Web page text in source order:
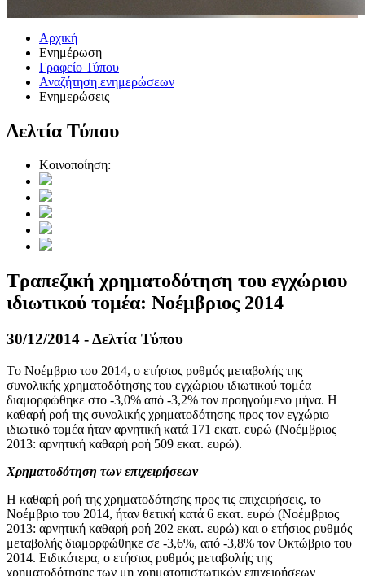
Αρχική
Ενημέρωση
Γραφείο Τύπου
Αναζήτηση ενημερώσεων
Ενημερώσεις
Δελτία Τύπου
Κοινοποίηση:
Τραπεζική χρηματοδότηση του εγχώριου
ιδιωτικού τομέα: Νοέμβριος 2014
30/12/2014 - Δελτία Τύπου
Tο Νοέμβριο του 2014, o ετήσιος ρυθμός μεταβολής της
συνολικής χρηματοδότησης του εγχώριου ιδιωτικού τομέα
διαμορφώθηκε στο -3,0% από -3,2% τον προηγούμενο μήνα. Η
καθαρή ροή της συνολικής χρηματοδότησης προς τον εγχώριο
ιδιωτικό τομέα ήταν αρνητική κατά 171 εκατ. ευρώ (Νοέμβριος
2013: αρνητική καθαρή ροή 509 εκατ. ευρώ).
Χρηματοδότηση των επιχειρήσεων
Η καθαρή ροή της χρηματοδότησης προς τις επιχειρήσεις, το
Νοέμβριο του 2014, ήταν θετική κατά 6 εκατ. ευρώ (Νοέμβριος
2013: αρνητική καθαρή ροή 202 εκατ. ευρώ) και ο ετήσιος ρυθμός
μεταβολής διαμορφώθηκε σε -3,6%, από -3,8% τον Οκτώβριο του
2014. Ειδικότερα, ο ετήσιος ρυθμός μεταβολής της
χρηματοδότησης των μη χρηματοπιστωτικών επιχειρήσεων